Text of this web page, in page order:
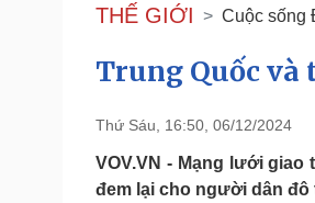
Chính trị
Tổ chức nhân sự
Quốc hội
Pháp luật
THẾ GIỚI Cuộc sống
Trung Quốc
Thứ Sáu, 16:50, 06/12/2024
VOV.VN - Mạng lưới
đem lại cho người dân